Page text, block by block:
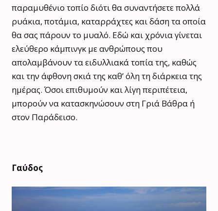
παραμυθένιο τοπίο διότι θα συναντήσετε πολλά
ρυάκια, ποτάμια, καταρράχτες και δάση τα οποία
θα σας πάρουν το μυαλό. Εδώ και χρόνια γίνεται
ελεύθερο κάμπινγκ με ανθρώπους που
απολαμβάνουν τα ειδυλλιακά τοπία της, καθώς
και την άφθονη σκιά της καθ’ όλη τη διάρκεια της
ημέρας. Όσοι επιθυμούν και λίγη περιπέτεια,
μπορούν να κατασκηνώσουν στη Γριά Βάθρα ή
στον Παράδεισο.
Γαύδος